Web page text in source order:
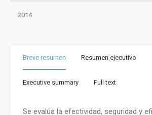
2014
Breve resumen Resumen ejecutivo
Executive summary Full text
Se evalúa la efectividad, seguridad y